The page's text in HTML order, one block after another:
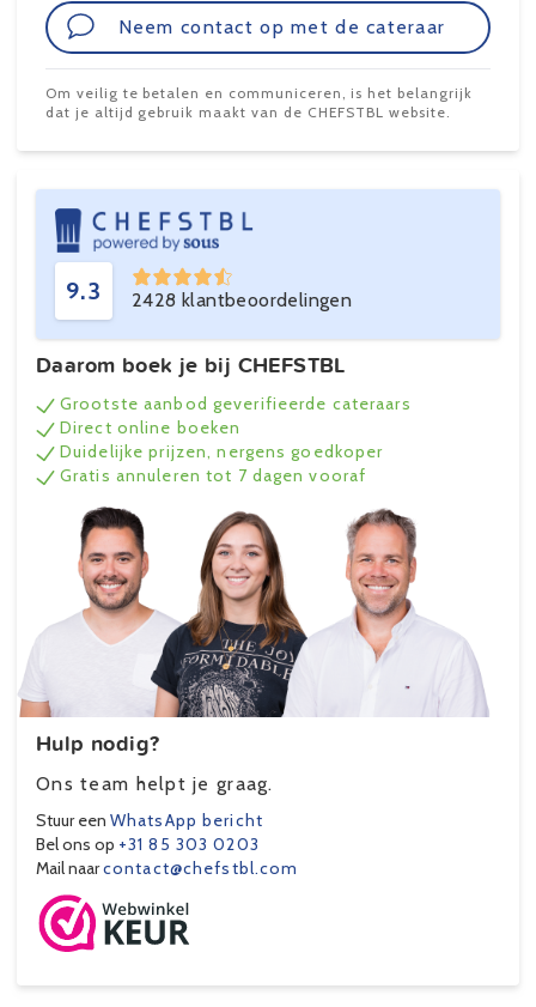
Neem contact op met de cateraar
Om veilig te betalen en communiceren, is het belangrijk
dat je altijd gebruik maakt van de CHEFSTBL website.
9.3 2428 klantbeoordelingen
Daarom boek je bij CHEFSTBL
Grootste aanbod geverifieerde cateraars
Direct online boeken
Duidelijke prijzen, nergens goedkoper
Gratis annuleren tot 7 dagen vooraf
Hulp nodig?
Ons team helpt je graag.
Stuur een WhatsApp bericht
Bel ons op +31 85 303 0203
Mail naarcontact@chefstbl.com